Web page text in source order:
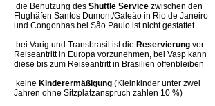
 die Benutzung des Shuttle Service zwischen den
Flughäfen Santos Dumont/Galeâo in Rio de Janeiro
und Congonhas bei Sâo Paulo ist nicht gestattet
 bei Varig und Transbrasil ist die Reservierung vor
Reiseantritt in Europa vorzunehmen, bei Vasp kann
diese bis zum Reiseantritt in Brasilien offenbleiben
 keine Kinderermäßigung (Kleinkinder unter zwei
Jahren ohne Sitzplatzanspruch zahlen 10 %)